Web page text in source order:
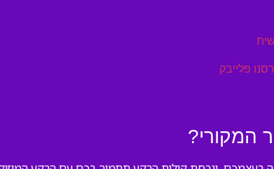
פלייבק
המקורי?